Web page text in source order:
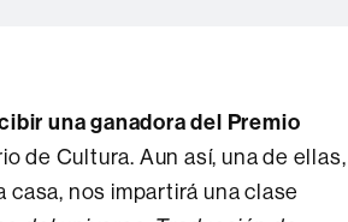
una ganadora del Premio
de Cultura. Aun así, una de ellas,
nos impartirá una clase